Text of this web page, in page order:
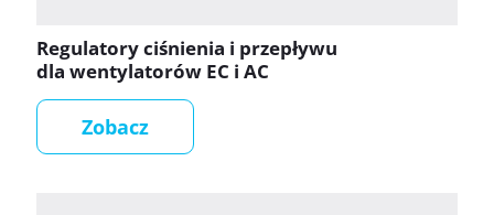
Regulatory ciśnienia i przepływu
dla wentylatorów EC i AC
Zobacz